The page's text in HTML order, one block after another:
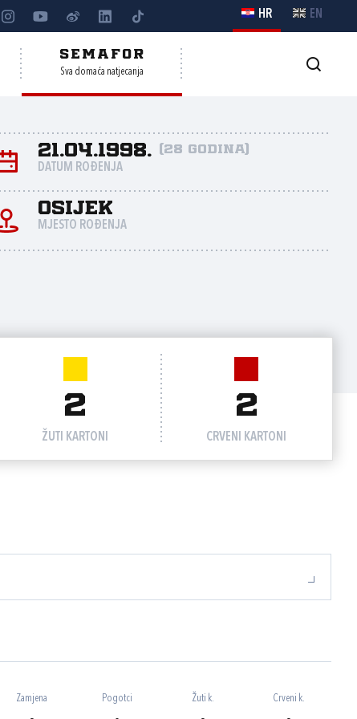
HR EN
SEMAFOR
Sva domaća natjecanja
21.04.1998. (28 godina)
DATUM ROĐENJA
Osijek
MJESTO ROĐENJA
2
ŽUTI KARTONI
2
CRVENI KARTONI
Zamjena Pogotci Žuti k. Crveni k.